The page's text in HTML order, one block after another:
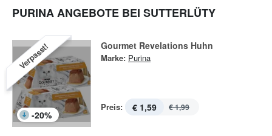
PURINA ANGEBOTE BEI SUTTERLÜTY
Verpasst!
-20%
Gourmet Revelations Huhn
Marke: Purina
Preis: € 1,59 € 1,99